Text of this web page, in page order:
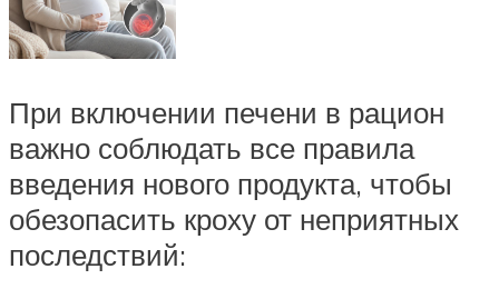
При включении печени в рацион
важно соблюдать все правила
введения нового продукта, чтобы
обезопасить кроху от неприятных
последствий: